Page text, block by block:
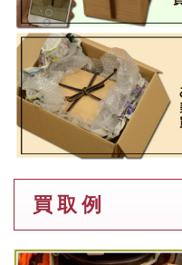
買 取 例